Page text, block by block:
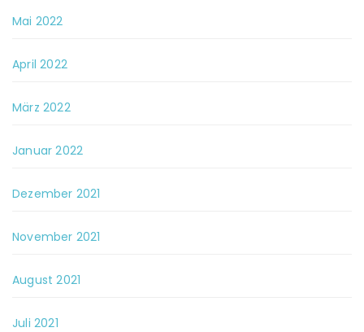
Mai 2022
April 2022
März 2022
Januar 2022
Dezember 2021
November 2021
August 2021
Juli 2021